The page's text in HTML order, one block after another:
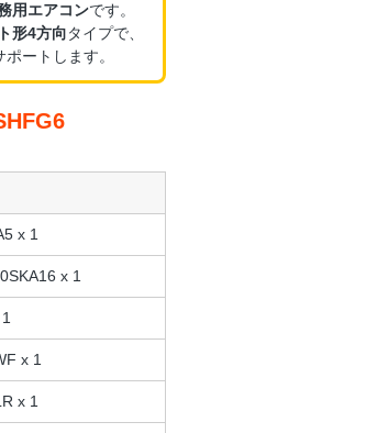
用エアコンです。
形4方向タイプで、
ートします。
x 1
x 1
1
x 1
x 1